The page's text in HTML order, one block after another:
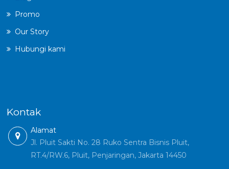
Promo
Our Story
Hubungi kami
Kontak
Alamat
Jl. Pluit Sakti No. 28 Ruko Sentra Bisnis Pluit,
RT.4/RW.6, Pluit, Penjaringan, Jakarta 14450